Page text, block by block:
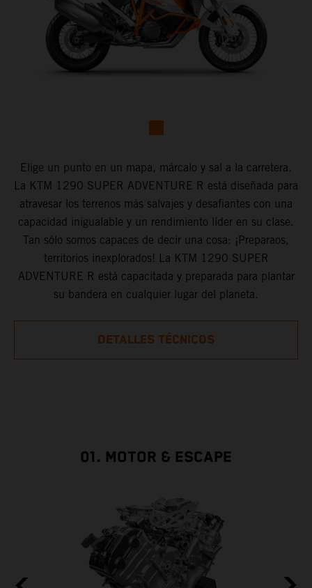
Elige un punto en un mapa, márcalo y sal a la carretera.
La KTM 1290 SUPER ADVENTURE R está diseñada para
atravesar los terrenos más salvajes y desafiantes con una
capacidad inigualable y un rendimiento líder en su clase.
Tan sólo somos capaces de decir una cosa: ¡Preparaos,
territorios inexplorados! La KTM 1290 SUPER
ADVENTURE R está capacitada y preparada para plantar
su bandera en cualquier lugar del planeta.
DETALLES TÉCNICOS
01. MOTOR & ESCAPE